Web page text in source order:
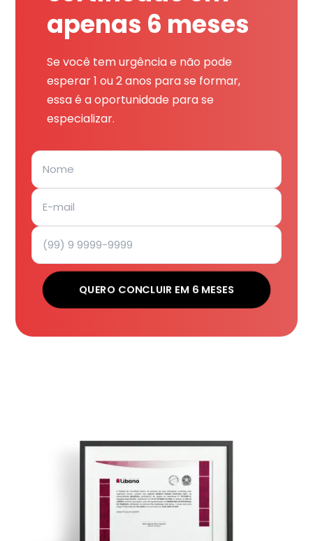
apenas 6 meses
Se você tem urgência e não pode
esperar 1 ou 2 anos para se formar,
essa é a oportunidade para se
especializar.
QUERO CONCLUIR EM 6 MESES